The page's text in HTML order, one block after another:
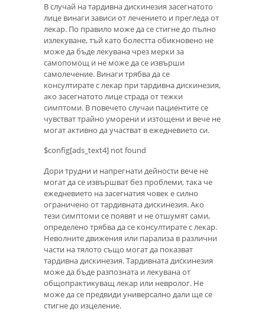
В случай на тардивна дискинезия засегнатото
лице винаги зависи от лечението и прегледа от
лекар. По правило може да се стигне до пълно
излекуване, тъй като болестта обикновено не
може да бъде лекувана чрез мерки за
самопомощ и не може да се извърши
самолечение. Винаги трябва да се
консултирате с лекар при тардивна дискинезия,
ако засегнатото лице страда от тежки
симптоми. В повечето случаи пациентите се
чувстват трайно уморени и изтощени и вече не
могат активно да участват в ежедневието си.
$config[ads_text4] not found
Дори трудни и напрегнати дейности вече не
могат да се извършват без проблеми, така че
ежедневието на засегнатия човек е силно
ограничено от тардивната дискинезия. Ако
тези симптоми се появят и не отшумят сами,
определено трябва да се консултирате с лекар.
Неволните движения или парализа в различни
части на тялото също могат да показват
тардивна дискинезия. Тардивната дискинезия
може да бъде разпозната и лекувана от
общопрактикуващ лекар или невролог. Не
може да се предвиди универсално дали ще се
стигне до изцеление.